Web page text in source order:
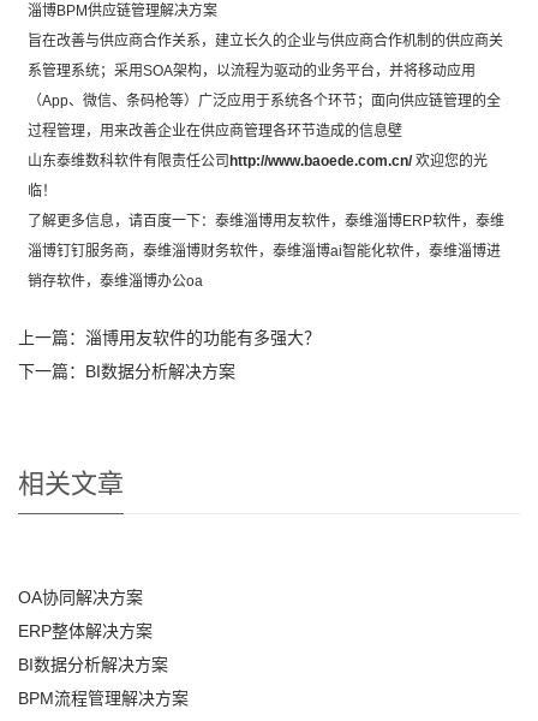
淄博BPM供应链管理解决方案
旨在改善与供应商合作关系，建立长久的企业与供应商合作机制的供应商关
系管理系统；采用SOA架构，以流程为驱动的业务平台，并将移动应用
（App、微信、条码枪等）广泛应用于系统各个环节；面向供应链管理的全
过程管理，用来改善企业在供应商管理各环节造成的信息壁
山东泰维数科软件有限责任公司 http://www.baoede.com.cn/欢迎您的光
临！
了解更多信息，请百度一下：泰维淄博用友软件，泰维淄博ERP软件，泰维
淄博钉钉服务商 ，泰维淄博财务软件，泰维淄博ai智能化软件，泰维淄博进
销存软件，泰维淄博办公oa
上一篇： 淄博用友软件的功能有多强大？
下一篇： BI数据分析解决方案
相关文章
OA协同解决方案
ERP整体解决方案
BI数据分析解决方案
BPM流程管理解决方案